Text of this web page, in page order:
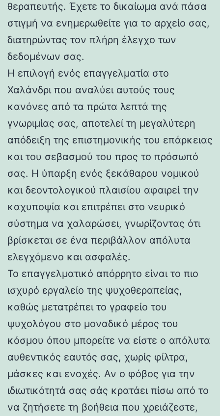
θεραπευτής. Έχετε το δικαίωμα ανά πάσα
στιγμή να ενημερωθείτε για το αρχείο σας,
διατηρώντας τον πλήρη έλεγχο των
δεδομένων σας.
Η επιλογή ενός επαγγελματία στο
Χαλάνδρι που αναλύει αυτούς τους
κανόνες από τα πρώτα λεπτά της
γνωριμίας σας, αποτελεί τη μεγαλύτερη
απόδειξη της επιστημονικής του επάρκειας
και του σεβασμού του προς το πρόσωπό
σας. Η ύπαρξη ενός ξεκάθαρου νομικού
και δεοντολογικού πλαισίου αφαιρεί την
καχυποψία και επιτρέπει στο νευρικό
σύστημα να χαλαρώσει, γνωρίζοντας ότι
βρίσκεται σε ένα περιβάλλον απόλυτα
ελεγχόμενο και ασφαλές.
Το επαγγελματικό απόρρητο είναι το πιο
ισχυρό εργαλείο της ψυχοθεραπείας,
καθώς μετατρέπει το γραφείο του
ψυχολόγου στο μοναδικό μέρος του
κόσμου όπου μπορείτε να είστε ο απόλυτα
αυθεντικός εαυτός σας, χωρίς φίλτρα,
μάσκες και ενοχές. Αν ο φόβος για την
ιδιωτικότητά σας σάς κρατάει πίσω από το
να ζητήσετε τη βοήθεια που χρειάζεστε,